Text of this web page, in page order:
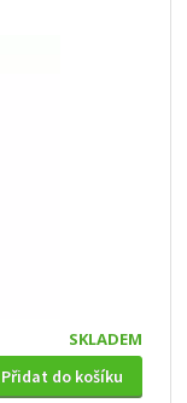
SKLADEM
Přidat do košíku